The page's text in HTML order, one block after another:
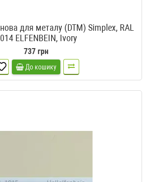
для металу (DTM) Simplex, RAL
ELFENBEIN, Ivory
737 грн
До кошику